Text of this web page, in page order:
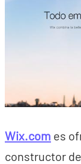
Wix.com es
constructor